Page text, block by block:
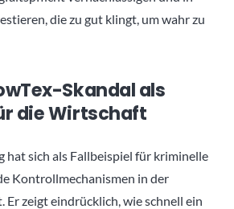
die zu gut klingt, um wahr zu
Skandal als
die Wirtschaft
hat sich als Fallbeispiel für kriminelle
Kontrollmechanismen in der
zeigt eindrücklich, wie schnell ein